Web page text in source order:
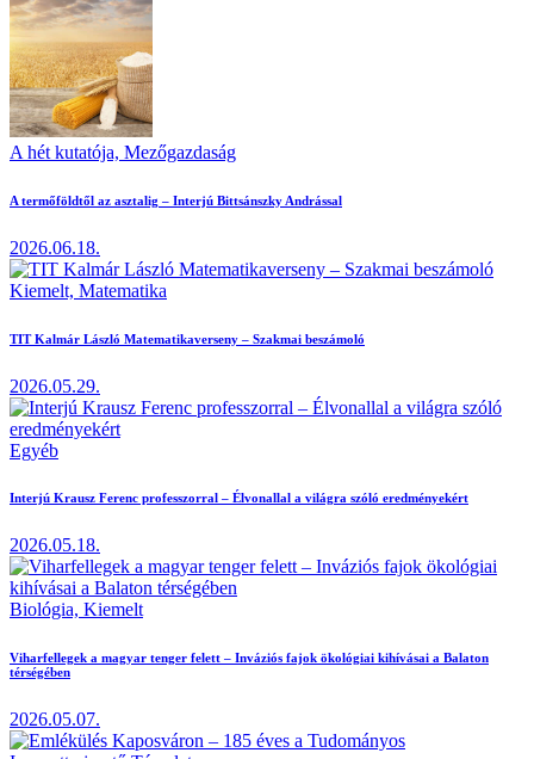
A hét kutatója, Mezőgazdaság
A termőföldtől az asztalig – Interjú Bittsánszky Andrással
2026.06.18.
Kiemelt, Matematika
TIT Kalmár László Matematikaverseny – Szakmai beszámoló
2026.05.29.
Egyéb
Interjú Krausz Ferenc professzorral – Élvonallal a világra szóló eredményekért
2026.05.18.
Biológia, Kiemelt
Viharfellegek a magyar tenger felett – Inváziós fajok ökológiai kihívásai a Balaton
térségében
2026.05.07.